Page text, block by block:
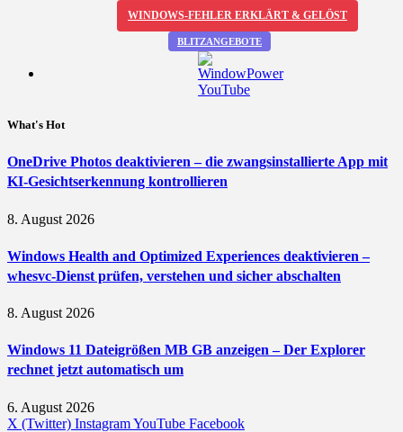
WINDOWS-FEHLER ERKLÄRT & GELÖST
BLITZANGEBOTE
What's Hot
OneDrive Photos deaktivieren – die zwangsinstallierte App mit
KI-Gesichtserkennung kontrollieren
8. August 2026
Windows Health and Optimized Experiences deaktivieren –
whesvc-Dienst prüfen, verstehen und sicher abschalten
8. August 2026
Windows 11 Dateigrößen MB GB anzeigen – Der Explorer
rechnet jetzt automatisch um
6. August 2026
X (Twitter) InstagramYouTube Facebook